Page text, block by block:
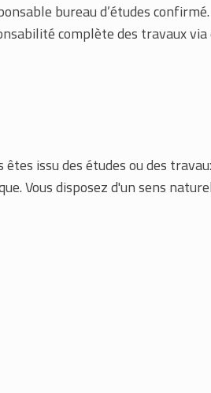
bureau d’études
complète des travaux via
issu des études ou des
Vous disposez d'un sens